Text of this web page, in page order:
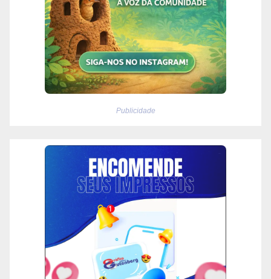
Publicidade